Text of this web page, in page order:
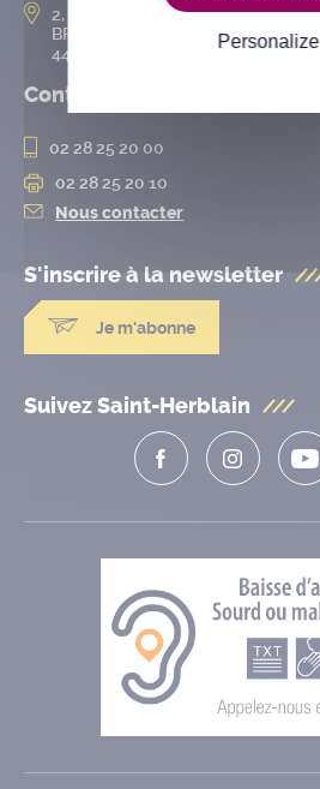
2, rue de l’Hôtel-de-Ville
BP 50167
44802 Saint-Herblain cedex
Contact
02 28 25 20 00
02 28 25 20 10
Nous contacter
S'inscrire à la newsletter
Je m'abonne
Suivez Saint-Herblain
Personalize